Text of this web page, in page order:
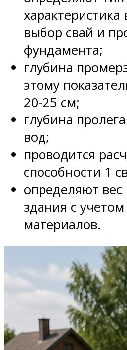
характеристика
выбор свай и
фундамента;
глубина
этому
20-25 см;
глубина
вод;
проводится
способности 1
определяют вес
здания с
материалов.